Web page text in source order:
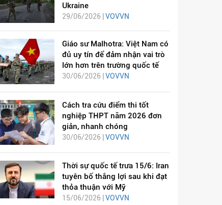
Ukraine
29/06/2026 | VOVVN
Giáo sư Malhotra: Việt Nam có
đủ uy tín để đảm nhận vai trò
lớn hơn trên trường quốc tế
30/06/2026 | VOVVN
Cách tra cứu điểm thi tốt
nghiệp THPT năm 2026 đơn
giản, nhanh chóng
30/06/2026 | VOVVN
Thời sự quốc tế trưa 15/6: Iran
tuyên bố thắng lợi sau khi đạt
thỏa thuận với Mỹ
15/06/2026 | VOVVN